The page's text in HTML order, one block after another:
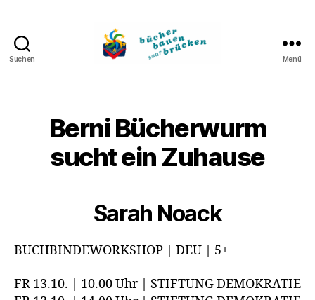
Suchen Menü
Berni Bücherwurm
sucht ein Zuhause
Sarah Noack
BUCHBINDEWORKSHOP | DEU | 5+
FR 13.10. | 10.00 Uhr | STIFTUNG DEMOKRATIE